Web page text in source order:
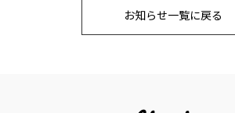
お知らせ一覧に戻る